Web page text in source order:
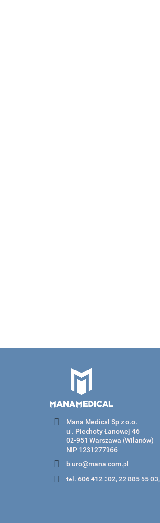
Mana Medical Sp z o.o.
ul. Piechoty Łanowej 46
02-951 Warszawa (Wilanów)
NIP 1231277966
biuro@mana.com.pl
tel. 606 412 302, 22 885 65 03,